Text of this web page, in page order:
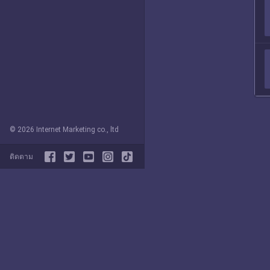
© 2026 Internet Marketing co., ltd
ติดตาม